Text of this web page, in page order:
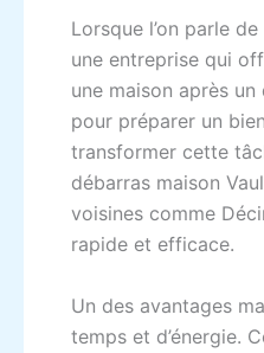
Lorsque l’on parle
une entreprise qui
une maison après
pour préparer un
transformer cette
débarras maison
voisines comme
rapide et efficace.
Un des avantages
temps et d’énergie.